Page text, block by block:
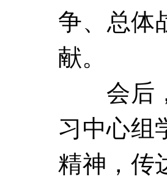
争、总体
献。
会后
习中心组
精神，传